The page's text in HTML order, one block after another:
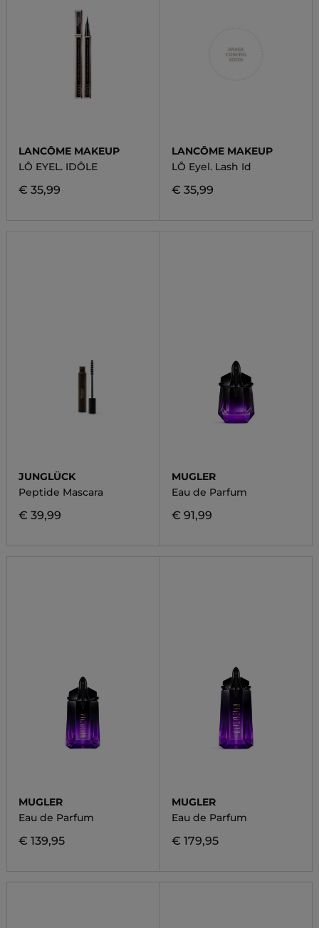
LANCÔME MAKEUP
LÔ EYEL. IDÔLE
€ 35,99
LANCÔME MAKEUP
LÔ Eyel. Lash Id
€ 35,99
JUNGLÜCK
Peptide Mascara
€ 39,99
MUGLER
Eau de Parfum
€ 91,99
MUGLER
Eau de Parfum
€ 139,95
MUGLER
Eau de Parfum
€ 179,95